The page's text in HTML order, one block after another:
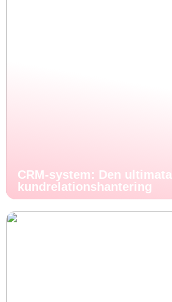
CRM-system: Den
kundrelationshantering